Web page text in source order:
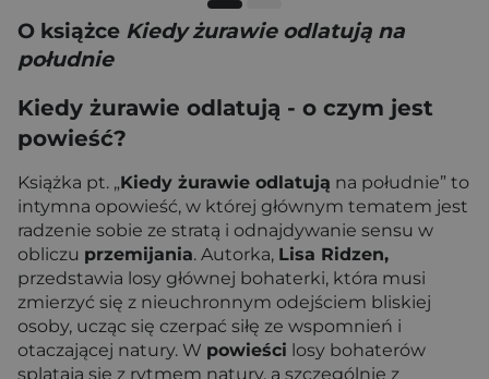
O książce Kiedy żurawie odlatują na
południe
Kiedy żurawie odlatują - o czym jest
powieść?
Książka pt. „Kiedy żurawie odlatują na południe” to
intymna opowieść, w której głównym tematem jest
radzenie sobie ze stratą i odnajdywanie sensu w
obliczu przemijania. Autorka, Lisa Ridzen,
przedstawia losy głównej bohaterki, która musi
zmierzyć się z nieuchronnym odejściem bliskiej
osoby, ucząc się czerpać siłę ze wspomnień i
otaczającej natury. W powieści losy bohaterów
splatają się z rytmem natury, a szczególnie z